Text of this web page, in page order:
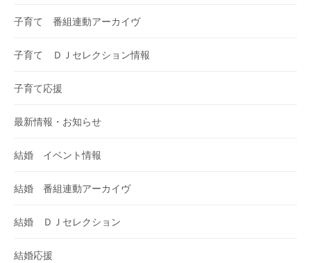
子育て 番組連動アーカイヴ
子育て ＤＪセレクション情報
子育て応援
最新情報・お知らせ
結婚 イベント情報
結婚 番組連動アーカイヴ
結婚 ＤＪセレクション
結婚応援